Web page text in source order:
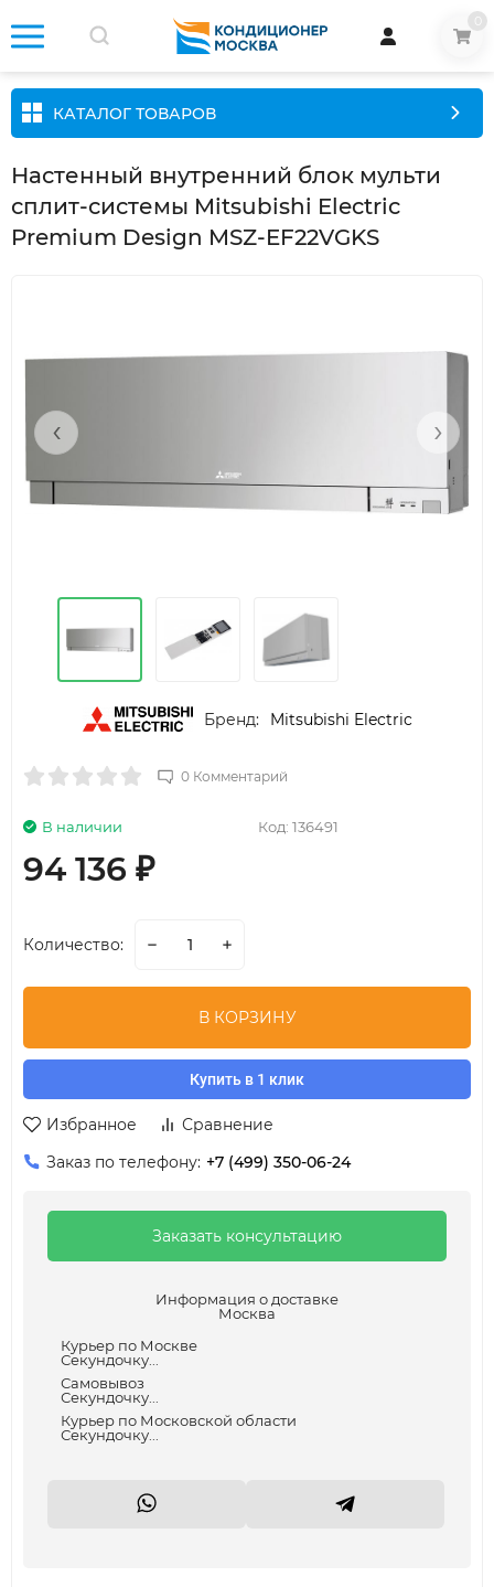
КАТАЛОГ ТОВАРОВ
Настенный внутренний блок мульти
сплит-системы Mitsubishi Electric
Premium Design MSZ-EF22VGKS
‹ ›
Бренд: Mitsubishi Electric
0 Комментарий
Код: 136491
В наличии
94 136 ₽
Количество:
В КОРЗИНУ
Купить в 1 клик
Избранное
Сравнение
Заказ по телефону: +7 (499) 350-06-24
Заказать консультацию
Информация о доставке
Москва
Курьер по Москве
Секундочку...
Самовывоз
Секундочку...
Курьер по Московской области
Секундочку...